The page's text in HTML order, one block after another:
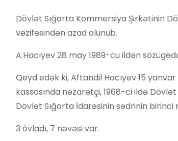
Dövlət Sığorta Kommersiya Şirkətinin
vəzifəsindən azad olunub.
A.Hacıyev 28 may 1989-cu ildən
Qeyd edək ki, Aftandil Hacıyev 15
kassasında nəzarətçi, 1968-ci ildə
Dövlət Sığorta İdarəsinin sədrinin birinci
3 övladı, 7 nəvəsi var.